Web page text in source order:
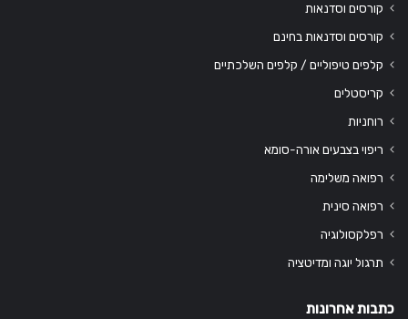
קורסים וסדנאות
קורסים וסדנאות בחינם
קלפים טיפוליים / קלפים השלכתיים
קריסטלים
רוחניות
ריפוי בצבעים אורה-סומא
רפואה משלימה
רפואה סינית
רפלקסולוגיה
תרגול יוגה ומדיטציה
כתבות אחרונות